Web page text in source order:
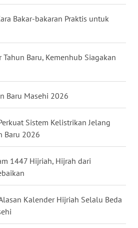
Bakar-bakaran Praktis untuk
Baru, Kemenhub Siagakan
Baru Masehi 2026
Sistem Kelistrikan Jelang
Baru 2026
1447 Hijriah, Hijrah dari
Kalender Hijriah Selalu Beda